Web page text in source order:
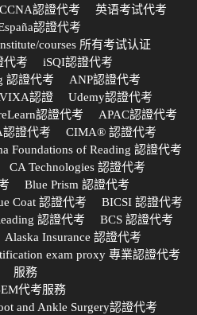
CCNA認證代考
英语考试代考
認證代考
courses 所有考试认证
代考
iSQI認證代考
認證代考
ANP認證代考
認證
Udemy認證代考
認證代考
APAC認證代考
認證代考
CIMA® 認證代考
Foundations of Reading 認證代考
CA Technologies 認證代考
Blue Prism 認證代考
Coat 認證代考
BICSI 認證代考
認證代考
BCS 認證代考
Alaska Insurance 認證代考
exam proxy 專業認證代考
服務
代考服務
and Ankle Surgery認證代考